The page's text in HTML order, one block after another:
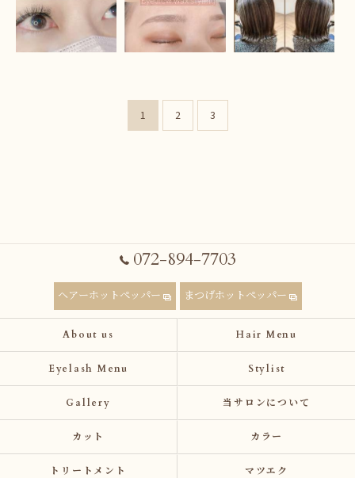
1 2 3
072-894-7703
ヘアーホットペッパー まつげホットペッパー
About us Hair Menu
Eyelash Menu Stylist
Gallery 当サロンについて
カット カラー
トリートメント マツエク